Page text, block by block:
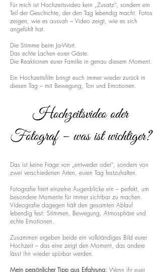
Für mich ist Hochzeitsvideo kein „Zusatz“, sondern ein
Teil der Geschichte, der den Tag lebendig macht. Fotos
zeigen, wie es aussah – Video zeigt, wie es sich
angefühlt hat.
Die Stimme beim Ja-Wort.
Das echte Lachen eurer Gäste.
Die Reaktionen eurer Familie in genau diesem Moment.
Ein Hochzeitsfilm bringt euch immer wieder zurück in
diesen Tag – mit Bewegung, Ton und Emotionen.
Hochzeitsvideo oder
Fotograf – was ist wichtiger?
Das ist keine Frage von „entweder oder“, sondern von
zwei verschiedenen Arten, euren Tag festzuhalten.
Fotografie friert einzelne Augenblicke ein – perfekt, um
besondere Momente für immer sichtbar zu machen.
Videografie dagegen hält den gesamten Ablauf
lebendig fest: Stimmen, Bewegung, Atmosphäre und
echte Emotionen.
Zusammen ergeben beide ein vollständiges Bild eurer
Hochzeit – das eine zeigt den Moment, das andere
lässt ihn wieder spürbar werden.
Mein persönlicher Tipp aus Erfahrung: Wenn ihr euer